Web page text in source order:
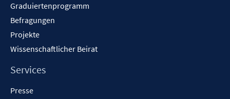
Graduiertenprogramm
Befragungen
Projekte
Wissenschaftlicher Beirat
Services
Presse